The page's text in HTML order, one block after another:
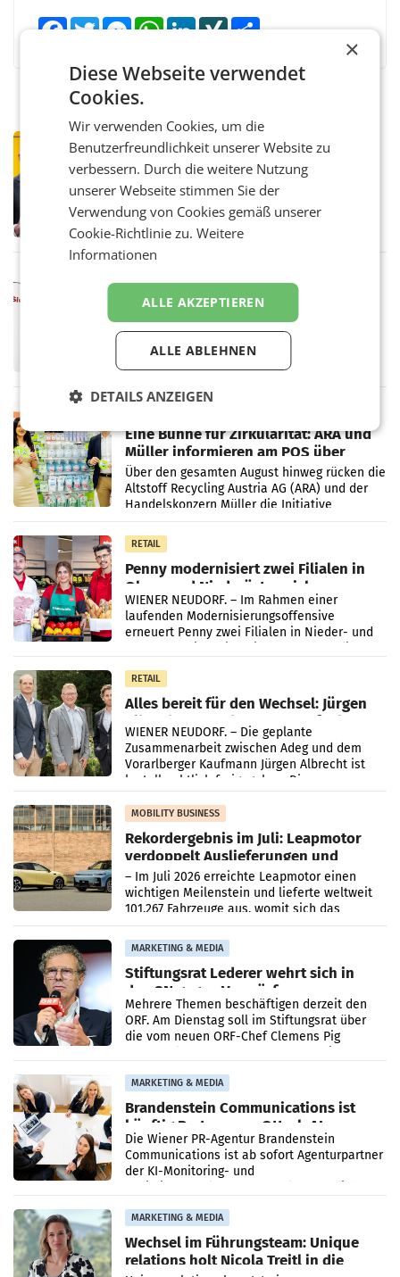
FacebookTwitter MessengerWhatsAppLinkedInXING
PRIMENEWS
Österreichische Post: Umsatzplus im
ersten Halbjahr trotz schwachem
Briefgeschäft
WIEN Die Österreichische Post AG hat im
ersten Halbjahr 2026 einen Konzernumsatz
von 1.544,0 Mio. EUR erwirtschaftet, was
einem Plus von 3,8 Prozent gegenüber dem
ProSiebenSat.1 spart und macht
überraschend viel Gewinn
UNTERFÖHRING/MAILAND/AMSTERDAM. Der
Fernsehkonzern ProSiebenSat.1 hat im
Frühjahr dank Kostensenkungen operativ
Markterwartung deutlich übertroffen.
Eine Bühne für Zirkularität: ARA und
Müller informieren am POS über
Kreislauffähigkeit
Über den gesamten August hinweg rücken die
Altstoff Recycling Austria AG (ARA) und der
Handelskonzern Müller die Initiative
„Kreislauf-Helden“ in allen österreichischen
Müller-Filialen
RETAIL
Penny modernisiert zwei Filialen in
Ober- und Niederösterreich
WIENER NEUDORF. – Im Rahmen einer
laufenden Modernisierungsoffensive
erneuert Penny zwei Filialen in Nieder- und
RETAIL
Alles bereit für den Wechsel: Jürgen
Albrecht setzt ab 1.1.2027 auf Adeg
WIENER NEUDORF. – Die geplante
Zusammenarbeit zwischen Adeg und dem
Vorarlberger Kaufmann Jürgen Albrecht ist
kartellrechtlich freigegeben: Die
Bundeswettbewerbsbehörde und der
Bundeskartellanwalt
MOBILITY BUSINESS
Rekordergebnis im Juli: Leapmotor
verdoppelt Auslieferungen und
überschreitet die 100.000er-Marke
– Im Juli 2026 erreichte Leapmotor einen
wichtigen Meilenstein und lieferte weltweit
101.267 Fahrzeuge aus, womit sich das
Ergebnis gegenüber Juli 2025 mehr als
verdoppelte (+102
MARKETING & MEDIA
Stiftungsrat Lederer wehrt sich in
den SN gegen Vorwürfe
Mehrere Themen beschäftigen derzeit den
ORF. Am Dienstag soll im Stiftungsrat über
die vom neuen ORF-Chef Clemens Pig
MARKETING & MEDIA
Brandenstein Communications ist
künftig Partner von OtterlyAI
Die Wiener PR-Agentur Brandenstein
Communications ist ab sofort Agenturpartner
der KI-Monitoring- und
MARKETING & MEDIA
Wechsel im Führungsteam: Unique
relations holt Nicola Treitl in die
×
Diese Webseite verwendet
Cookies.
Wir verwenden Cookies, um die
Benutzerfreundlichkeit unserer Website zu
verbessern. Durch die weitere Nutzung
unserer Webseite stimmen Sie der
Verwendung von Cookies gemäß unserer
Cookie-Richtlinie zu.Weitere
Informationen
ALLE AKZEPTIEREN
ALLE ABLEHNEN
DETAILS ANZEIGEN